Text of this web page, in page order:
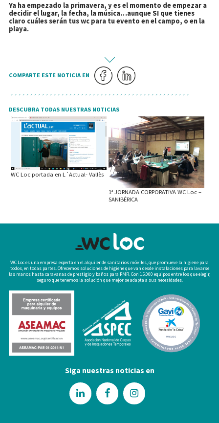
Ya ha empezado la primavera, y es el momento de empezar a
decidir el lugar, la fecha, la música…aunque SI que tienes
claro cuáles serán tus wc para tu evento en el campo, o en la
playa.
COMPARTE ESTE NOTICIA EN
DESCUBRA TODAS NUESTRAS NOTICIAS
WC Loc portada en L´Actual- Vallès
1ª JORNADA CORPORATIVA WC Loc –
SANIBÉRICA
WC Loc es una empresa experta en el alquiler de sanitarios móviles, que promueve la higiene para
todos, en todas partes. Ofrecemos soluciones de higiene que van desde instalaciones para lavarse
las manos hasta caravanas de prestigio y baños para PMR. Con 15.000 equipos entre los que elegir,
seguro que tenemos la solución que mejor se adapta a sus necesidades.
Siga nuestras noticias en